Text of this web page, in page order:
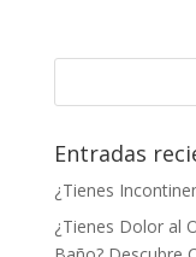
Entradas
¿Tienes
¿Tienes Dolor al